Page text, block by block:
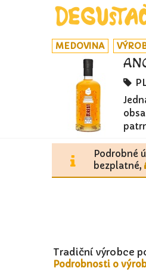
MEDOVINA
Podrobné
bezplatné,
Tradiční výrobce
Podrobnosti o